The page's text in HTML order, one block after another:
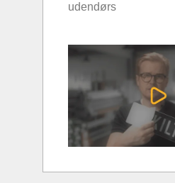
udendørs